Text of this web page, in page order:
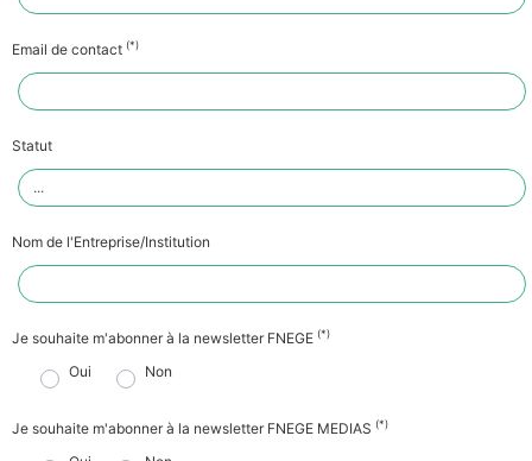
Email de contact (*)
Statut
Nom de l'Entreprise/Institution
Je souhaite m'abonner à la newsletter FNEGE (*)
Oui Non
Je souhaite m'abonner à la newsletter FNEGE MEDIAS (*)